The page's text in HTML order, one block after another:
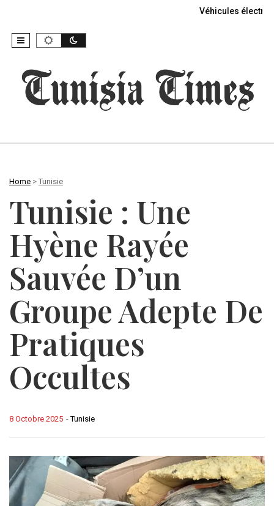
Véhicules
Home > Tunisie
Tunisie : Une
Hyène Rayée
Sauvée D’un
Groupe Adepte De
Pratiques
Occultes
-Tunisie
8 Octobre 2025